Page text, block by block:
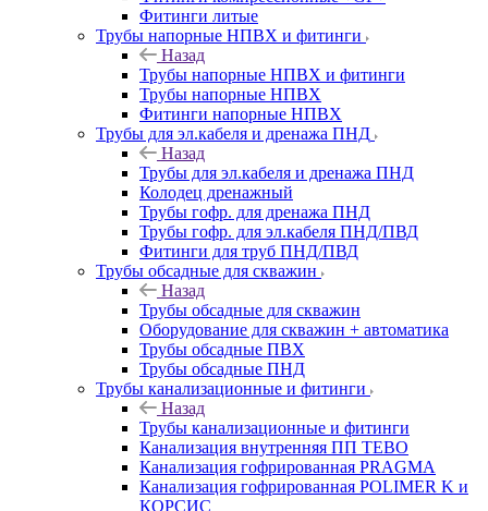
Фитинги литые
Трубы напорные НПВХ и фитинги
Назад
Трубы напорные НПВХ и фитинги
Трубы напорные НПВХ
Фитинги напорные НПВХ
Трубы для эл.кабеля и дренажа ПНД
Назад
Трубы для эл.кабеля и дренажа ПНД
Колодец дренажный
Трубы гофр. для дренажа ПНД
Трубы гофр. для эл.кабеля ПНД/ПВД
Фитинги для труб ПНД/ПВД
Трубы обсадные для скважин
Назад
Трубы обсадные для скважин
Оборудование для скважин + автоматика
Трубы обсадные ПВХ
Трубы обсадные ПНД
Трубы канализационные и фитинги
Назад
Трубы канализационные и фитинги
Канализация внутренняя ПП TEBO
Канализация гофрированная PRAGMA
Канализация гофрированная POLIMER K и
КОРСИС